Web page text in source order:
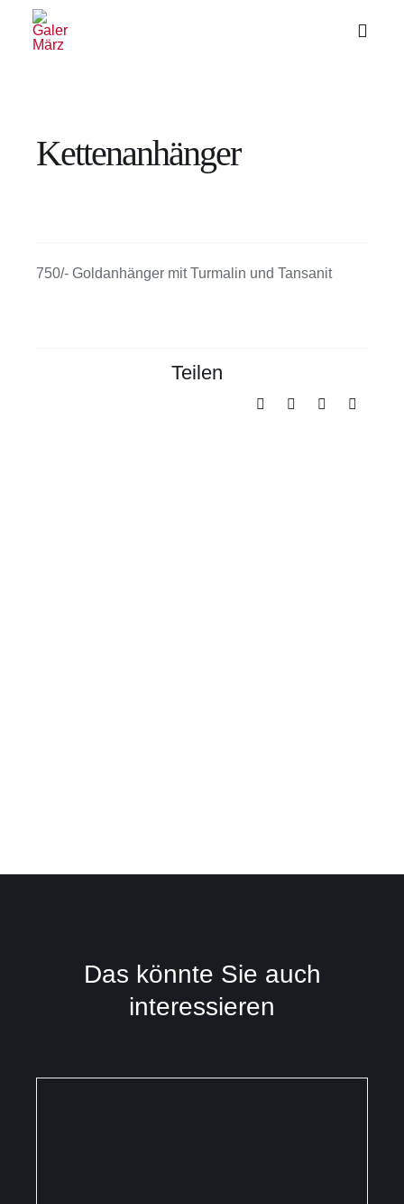
Inhalt
Toggle
Kettenanhänger
750/- Goldanhänger mit Turmalin und Tansanit
Teilen
Das könnte Sie auch
interessieren